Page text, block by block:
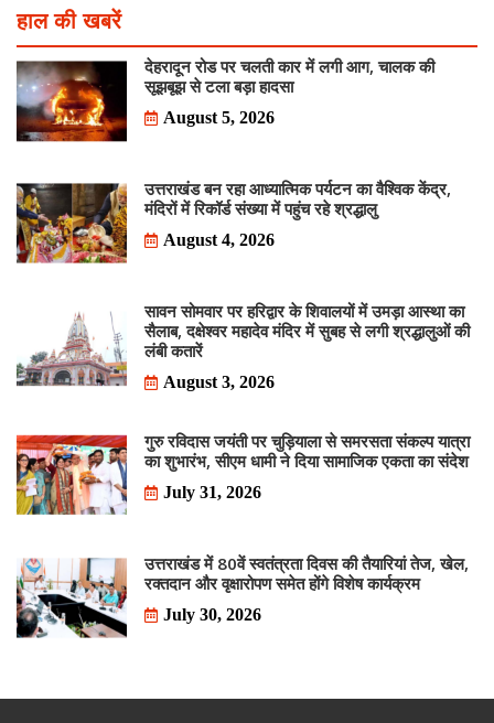
हाल की खबरें
देहरादून रोड पर चलती कार में लगी आग, चालक की
सूझबूझ से टला बड़ा हादसा
August 5, 2026
उत्तराखंड बन रहा आध्यात्मिक पर्यटन का वैश्विक केंद्र,
मंदिरों में रिकॉर्ड संख्या में पहुंच रहे श्रद्धालु
August 4, 2026
सावन सोमवार पर हरिद्वार के शिवालयों में उमड़ा आस्था का
सैलाब, दक्षेश्वर महादेव मंदिर में सुबह से लगी श्रद्धालुओं की
लंबी कतारें
August 3, 2026
गुरु रविदास जयंती पर चुड़ियाला से समरसता संकल्प यात्रा
का शुभारंभ, सीएम धामी ने दिया सामाजिक एकता का संदेश
July 31, 2026
उत्तराखंड में 80वें स्वतंत्रता दिवस की तैयारियां तेज, खेल,
रक्तदान और वृक्षारोपण समेत होंगे विशेष कार्यक्रम
July 30, 2026